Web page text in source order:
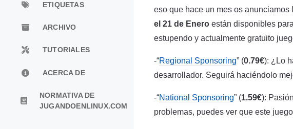
ETIQUETAS
ARCHIVO
TUTORIALES
ACERCA DE
NORMATIVA DE
JUGANDOENLINUX.COM
eso que hace un mes os anunciamos
el 21 de Enero están disponibles
estupendo y actualmente gratuito
-“Regional Sponsoring” (0.79€): ¿Lo
desarrollador. Seguirá haciéndolo
-“National Sponsoring” (1.59€):
problemas, puedes ver que este